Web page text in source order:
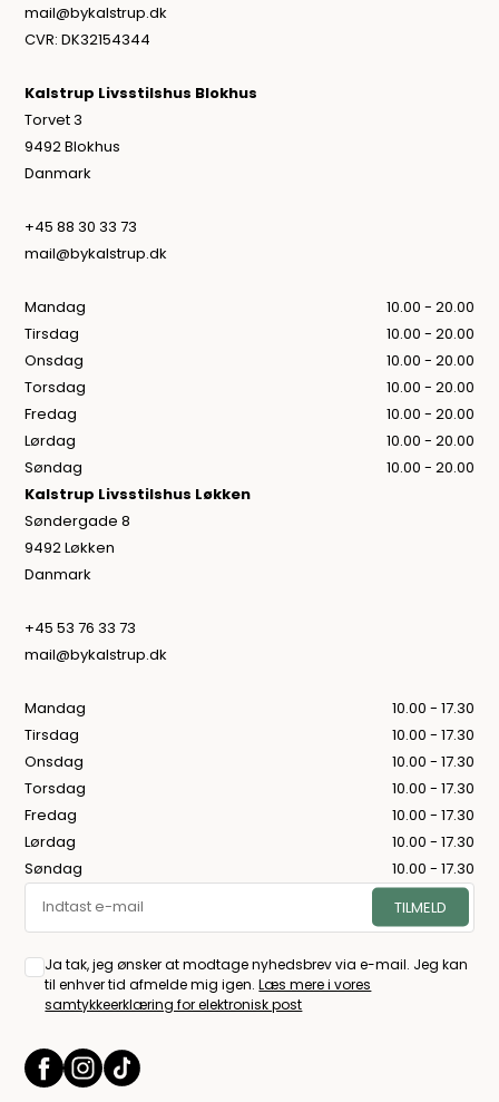
mail@bykalstrup.dk
CVR: DK32154344
Kalstrup Livsstilshus Blokhus
Torvet 3
9492 Blokhus
Danmark
+45 88 30 33 73
mail@bykalstrup.dk
Mandag
10.00 - 20.00
Tirsdag
10.00 - 20.00
Onsdag
10.00 - 20.00
Torsdag
10.00 - 20.00
Fredag
10.00 - 20.00
Lørdag
10.00 - 20.00
Søndag
10.00 - 20.00
Kalstrup Livsstilshus Løkken
Søndergade 8
9492 Løkken
Danmark
+45 53 76 33 73
mail@bykalstrup.dk
Mandag
10.00 - 17.30
Tirsdag
10.00 - 17.30
Onsdag
10.00 - 17.30
Torsdag
10.00 - 17.30
Fredag
10.00 - 17.30
Lørdag
10.00 - 17.30
Søndag
10.00 - 17.30
Ja tak, jeg ønsker at modtage nyhedsbrev via e-mail. Jeg kan
til enhver tid afmelde mig igen.Læs mere i vores
samtykkeerklæring for elektronisk post